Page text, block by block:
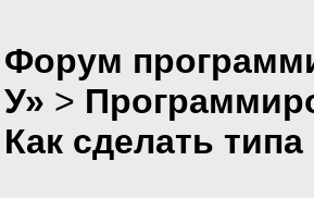
Форум
У» >
Как сделать